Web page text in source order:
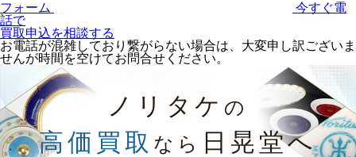
フォーム
今すぐ電
話で
買取申込を相談する
お電話が混雑しており繋がらない場合は、大変申し訳ございま
せんが時間を空けてお問合せください。
ノリタケ の
高価買取 なら 日晃堂へ